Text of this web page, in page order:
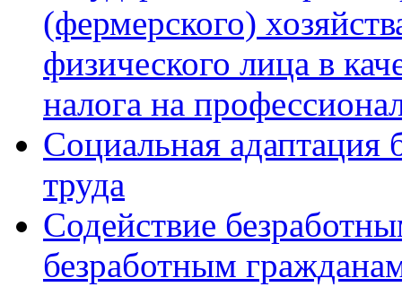
(фермерского)
физического лица в
налога на
Социальная адаптация
труда
Содействие
безработным